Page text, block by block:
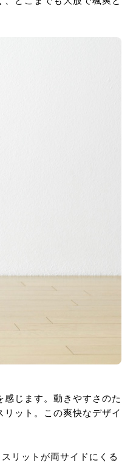
じます。動きやすさのた
ット。この爽快なデザイ
リットが両サイドにくる